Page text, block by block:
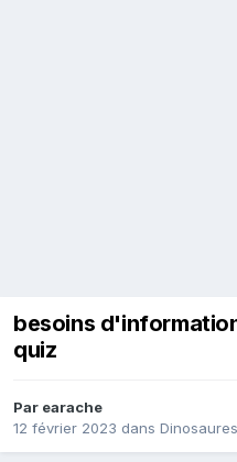
besoins
quiz
Par earache
12 février 2023 dans Dinosaures